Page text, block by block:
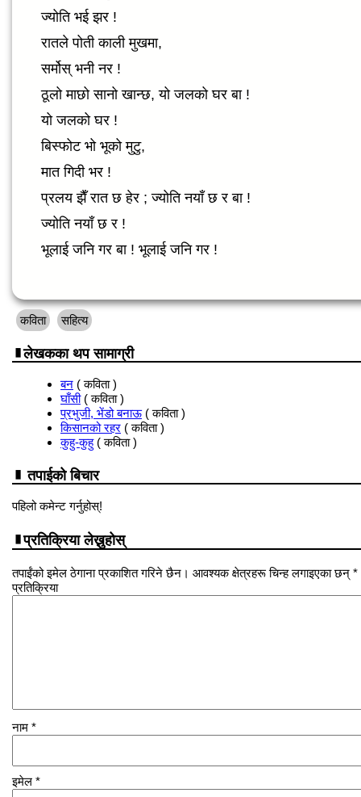
ज्योति भई झर !
रातले पोती काली मुखमा,
सर्मोस् भनी नर !
ठूलो माछो सानो खान्छ, यो जलको घर बा !
यो जलको घर !
बिस्फोट भो भूको मुटु,
मात गिदी भर !
प्रलय झैँ रात छ हेर ; ज्योति नयाँ छ र बा !
ज्योति नयाँ छ र !
भूलाई जनि गर बा ! भूलाई जनि गर !
कविता सहित्य
लेखकका थप सामाग्री
बन ( कविता )
घाँसी( कविता )
प्रभुजी, भेंडो बनाऊ( कविता )
किसानको रहर ( कविता )
कुहु-कुहु( कविता )
तपाईको बिचार
पहिलो कमेन्ट गर्नुहोस्!
प्रतिक्रिया लेख्नुहोस्
तपाईंको इमेल ठेगाना प्रकाशित गरिने छैन। आवश्यक क्षेत्रहरू चिन्ह लगाइएका छन् *
प्रतिक्रिया
नाम *
इमेल *